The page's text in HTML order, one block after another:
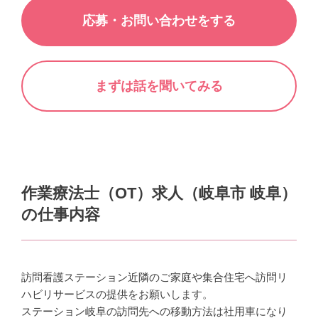
応募・お問い合わせをする
まずは話を聞いてみる
作業療法士（OT）求人（岐阜市 岐阜）
の仕事内容
訪問看護ステーション近隣のご家庭や集合住宅へ訪問リ
ハビリサービスの提供をお願いします。
ステーション岐阜の訪問先への移動方法は社用車になり